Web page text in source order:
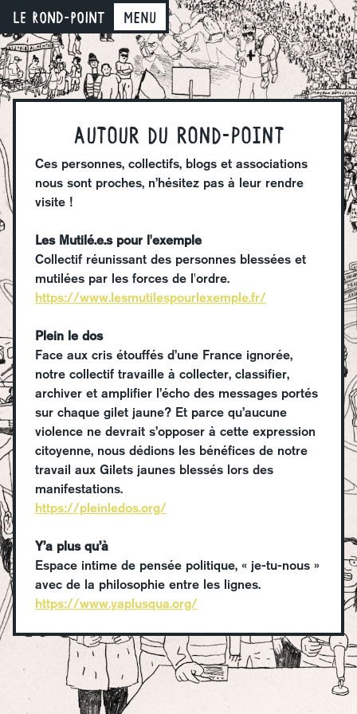
LE ROND-POINT Menu
Autour du rond-point
Ces personnes, collectifs, blogs et associations
nous sont proches, n’hésitez pas à leur rendre
visite !
Les Mutilé.e.s pour l'exemple
Collectif réunissant des personnes blessées et
mutilées par les forces de l'ordre.
https://www.lesmutilespourlexemple.fr/
Plein le dos
Face aux cris étouffés d’une France ignorée,
notre collectif travaille à collecter, classifier,
archiver et amplifier l’écho des messages portés
sur chaque gilet jaune? Et parce qu’aucune
violence ne devrait s’opposer à cette expression
citoyenne, nous dédions les bénéfices de notre
travail aux Gilets jaunes blessés lors des
manifestations.
https://pleinledos.org/
Y’a plus qu’à
Espace intime de pensée politique, « je-tu-nous »
avec de la philosophie entre les lignes.
https://www.yaplusqua.org/